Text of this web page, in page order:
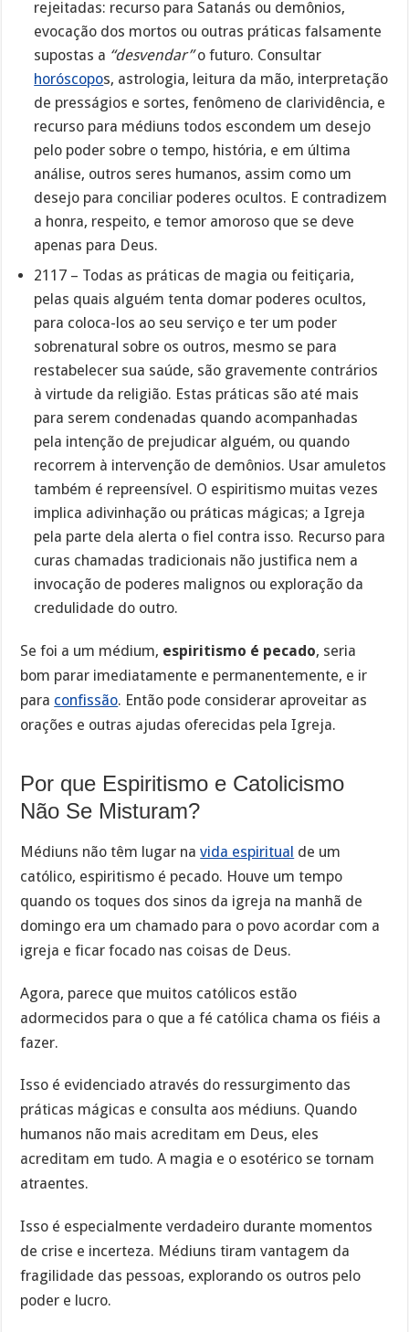
rejeitadas: recurso para Satanás ou demônios,
evocação dos mortos ou outras práticas falsamente
supostas a “desvendar”o futuro. Consultar
horóscopos, astrologia, leitura da mão, interpretação
de presságios e sortes, fenômeno de clarividência, e
recurso para médiuns todos escondem um desejo
pelo poder sobre o tempo, história, e em última
análise, outros seres humanos, assim como um
desejo para conciliar poderes ocultos. E contradizem
a honra, respeito, e temor amoroso que se deve
apenas para Deus.
2117 – Todas as práticas de magia ou feitiçaria,
pelas quais alguém tenta domar poderes ocultos,
para coloca-los ao seu serviço e ter um poder
sobrenatural sobre os outros, mesmo se para
restabelecer sua saúde, são gravemente contrários
à virtude da religião. Estas práticas são até mais
para serem condenadas quando acompanhadas
pela intenção de prejudicar alguém, ou quando
recorrem à intervenção de demônios. Usar amuletos
também é repreensível. O espiritismo muitas vezes
implica adivinhação ou práticas mágicas; a Igreja
pela parte dela alerta o fiel contra isso. Recurso para
curas chamadas tradicionais não justifica nem a
invocação de poderes malignos ou exploração da
credulidade do outro.
Se foi a um médium, espiritismo é pecado, seria
bom parar imediatamente e permanentemente, e ir
para confissão. Então pode considerar aproveitar as
orações e outras ajudas oferecidas pela Igreja.
Por que Espiritismo e Catolicismo
Não Se Misturam?
Médiuns não têm lugar navida espiritual de um
católico, espiritismo é pecado. Houve um tempo
quando os toques dos sinos da igreja na manhã de
domingo era um chamado para o povo acordar com a
igreja e ficar focado nas coisas de Deus.
Agora, parece que muitos católicos estão
adormecidos para o que a fé católica chama os fiéis a
fazer.
Isso é evidenciado através do ressurgimento das
práticas mágicas e consulta aos médiuns. Quando
humanos não mais acreditam em Deus, eles
acreditam em tudo. A magia e o esotérico se tornam
atraentes.
Isso é especialmente verdadeiro durante momentos
de crise e incerteza. Médiuns tiram vantagem da
fragilidade das pessoas, explorando os outros pelo
poder e lucro.